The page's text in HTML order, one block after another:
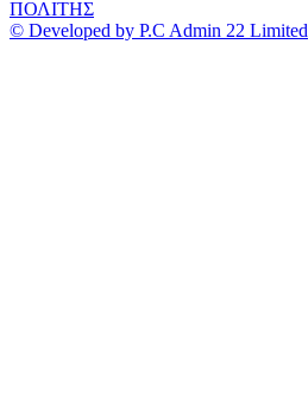
ΠΟΛΙΤΗΣ
© Developed by P.C Admin 22 Limited